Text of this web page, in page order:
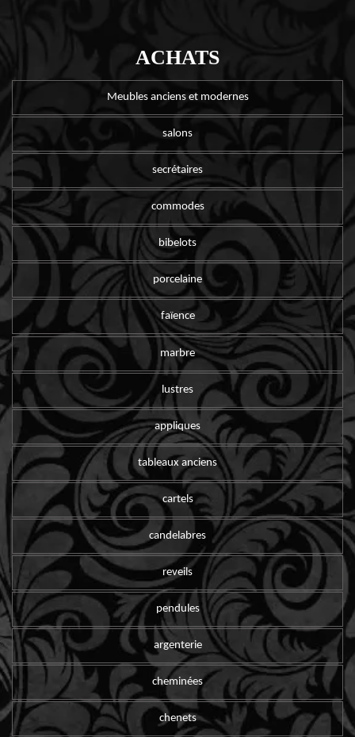
ACHATS
Meubles anciens et modernes
salons
secrétaires
commodes
bibelots
porcelaine
faïence
marbre
lustres
appliques
tableaux anciens
cartels
candelabres
reveils
pendules
argenterie
cheminées
chenets